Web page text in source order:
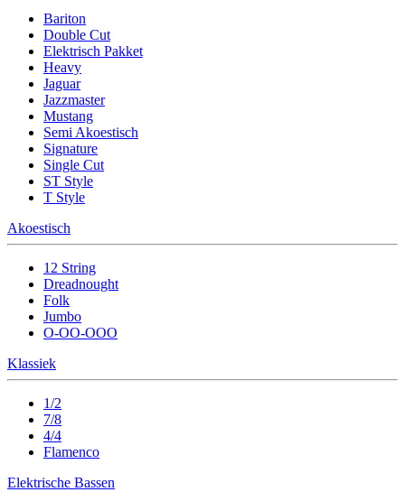
Bariton
Double Cut
Elektrisch Pakket
Heavy
Jaguar
Jazzmaster
Mustang
Semi Akoestisch
Signature
Single Cut
ST Style
T Style
Akoestisch
12 String
Dreadnought
Folk
Jumbo
O-OO-OOO
Klassiek
1/2
7/8
4/4
Flamenco
Elektrische Bassen